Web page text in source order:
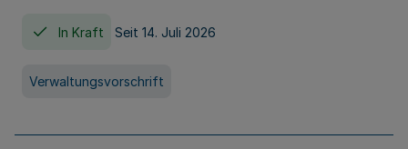
In Kraft Seit 14. Juli 2026
Verwaltungsvorschrift